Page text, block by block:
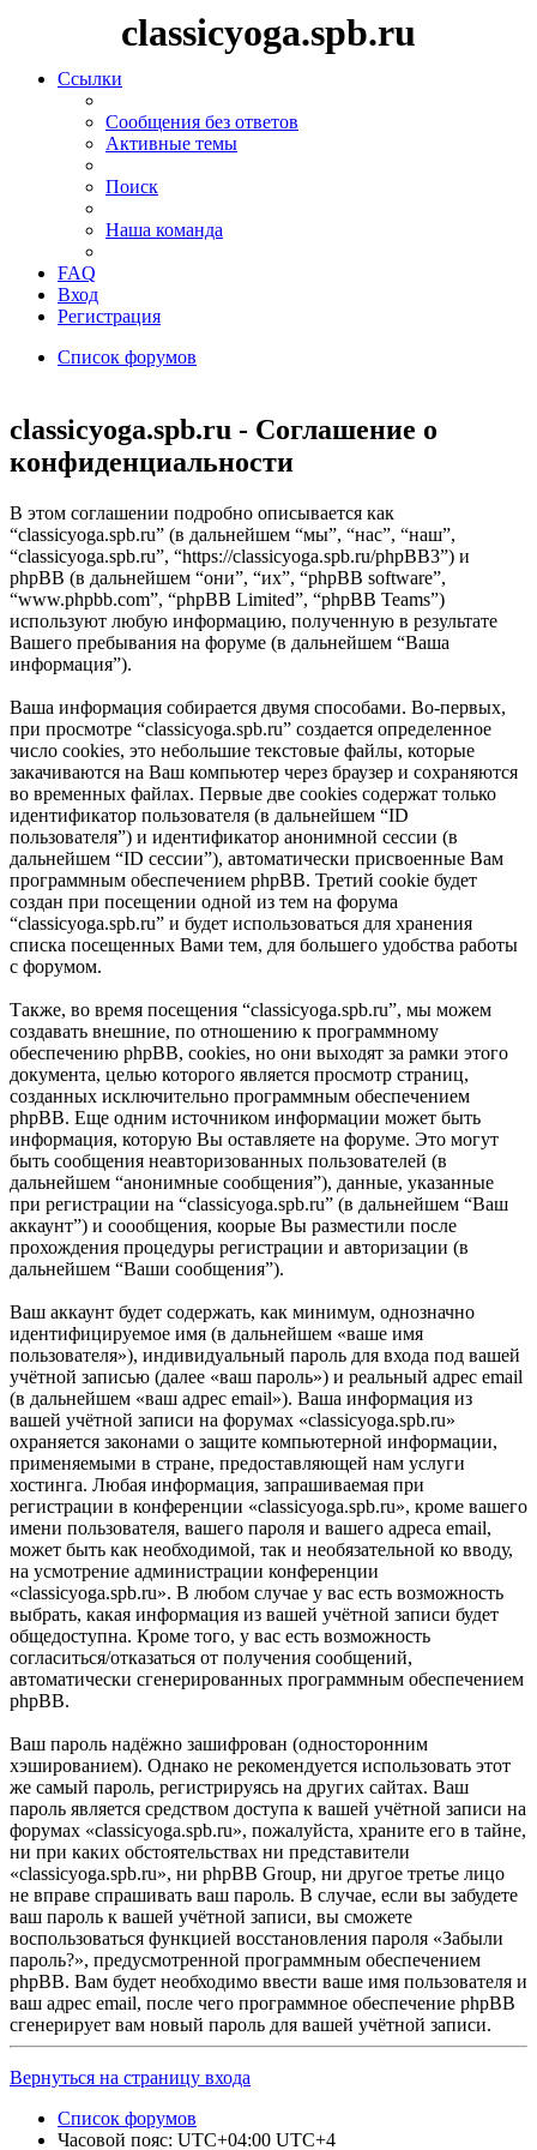
classicyoga.spb.ru
Ссылки
Сообщения без ответов
Активные темы
Поиск
Наша команда
FAQ
Вход
Регистрация
Список форумов
classicyoga.spb.ru - Соглашение о
конфиденциальности
В этом соглашении подробно описывается как
“classicyoga.spb.ru” (в дальнейшем “мы”, “нас”, “наш”,
“classicyoga.spb.ru”, “https://classicyoga.spb.ru/phpBB3”) и
phpBB (в дальнейшем “они”, “их”, “phpBB software”,
“www.phpbb.com”, “phpBB Limited”, “phpBB Teams”)
используют любую информацию, полученную в результате
Вашего пребывания на форуме (в дальнейшем “Ваша
информация”).
Ваша информация собирается двумя способами. Во-первых,
при просмотре “classicyoga.spb.ru” создается определенное
число cookies, это небольшие текстовые файлы, которые
закачиваются на Ваш компьютер через браузер и сохраняются
во временных файлах. Первые две cookies содержат только
идентификатор пользователя (в дальнейшем “ID
пользователя”) и идентификатор анонимной сессии (в
дальнейшем “ID сессии”), автоматически присвоенные Вам
программным обеспечением phpBB. Третий cookie будет
создан при посещении одной из тем на форума
“classicyoga.spb.ru” и будет использоваться для хранения
списка посещенных Вами тем, для большего удобства работы
с форумом.
Также, во время посещения “classicyoga.spb.ru”, мы можем
создавать внешние, по отношению к программному
обеспечению phpBB, cookies, но они выходят за рамки этого
документа, целью которого является просмотр страниц,
созданных исключительно программным обеспечением
phpBB. Еще одним источником информации может быть
информация, которую Вы оставляете на форуме. Это могут
быть сообщения неавторизованных пользователей (в
дальнейшем “анонимные сообщения”), данные, указанные
при регистрации на “classicyoga.spb.ru” (в дальнейшем “Ваш
аккаунт”) и соообщения, коорые Вы разместили после
прохождения процедуры регистрации и авторизации (в
дальнейшем “Ваши сообщения”).
Ваш аккаунт будет содержать, как минимум, однозначно
идентифицируемое имя (в дальнейшем «ваше имя
пользователя»), индивидуальный пароль для входа под вашей
учётной записью (далее «ваш пароль») и реальный адрес email
(в дальнейшем «ваш адрес email»). Ваша информация из
вашей учётной записи на форумах «classicyoga.spb.ru»
охраняется законами о защите компьютерной информации,
применяемыми в стране, предоставляющей нам услуги
хостинга. Любая информация, запрашиваемая при
регистрации в конференции «classicyoga.spb.ru», кроме вашего
имени пользователя, вашего пароля и вашего адреса email,
может быть как необходимой, так и необязательной ко вводу,
на усмотрение администрации конференции
«classicyoga.spb.ru». В любом случае у вас есть возможность
выбрать, какая информация из вашей учётной записи будет
общедоступна. Кроме того, у вас есть возможность
согласиться/отказаться от получения сообщений,
автоматически сгенерированных программным обеспечением
phpBB.
Ваш пароль надёжно зашифрован (односторонним
хэшированием). Однако не рекомендуется использовать этот
же самый пароль, регистрируясь на других сайтах. Ваш
пароль является средством доступа к вашей учётной записи на
форумах «classicyoga.spb.ru», пожалуйста, храните его в тайне,
ни при каких обстоятельствах ни представители
«classicyoga.spb.ru», ни phpBB Group, ни другое третье лицо
не вправе спрашивать ваш пароль. В случае, если вы забудете
ваш пароль к вашей учётной записи, вы сможете
воспользоваться функцией восстановления пароля «Забыли
пароль?», предусмотренной программным обеспечением
phpBB. Вам будет необходимо ввести ваше имя пользователя и
ваш адрес email, после чего программное обеспечение phpBB
сгенерирует вам новый пароль для вашей учётной записи.
Вернуться на страницу входа
Список форумов
Часовой пояс: UTC+04:00 UTC+4